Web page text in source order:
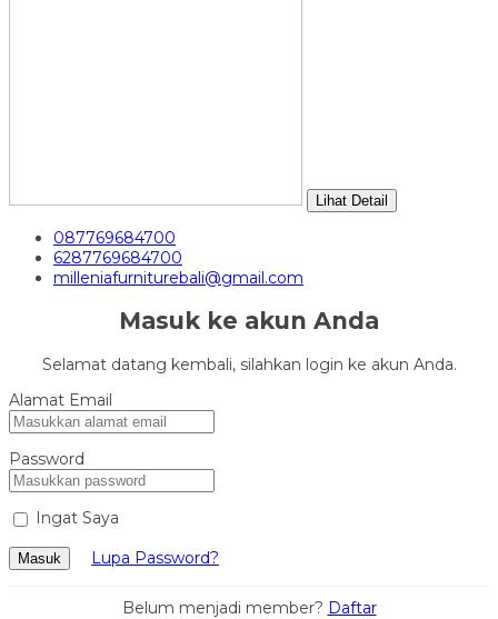
Lihat Detail
087769684700
6287769684700
milleniafurniturebali@gmail.com
Masuk ke akun Anda
Selamat datang kembali, silahkan login ke akun Anda.
Alamat Email
Password
Ingat Saya
Masuk Lupa Password?
Belum menjadi member? Daftar